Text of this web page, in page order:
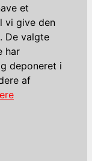
et
vi give den
De valgte
har
deponeret i
af